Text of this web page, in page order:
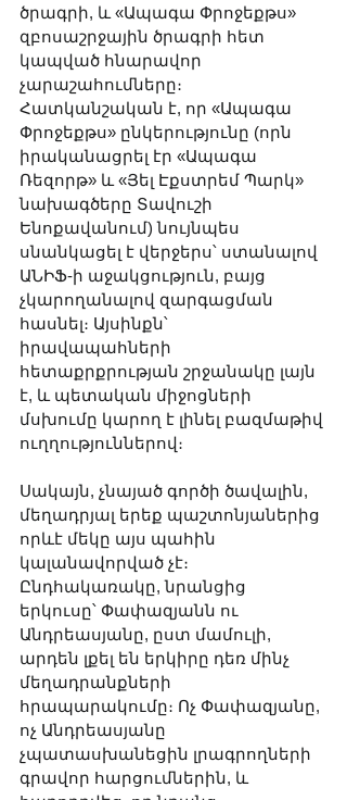
ծրագրի, և «Ապագա Փրոջեքթս»
զբոսաշրջային ծրագրի հետ
կապված հնարավոր
չարաշահումները։
Հատկանշական է, որ «Ապագա
Փրոջեքթս» ընկերությունը (որն
իրականացրել էր «Ապագա
Ռեզորթ» և «Յել Էքստրեմ Պարկ»
նախագծերը Տավուշի
Ենոքավանում) նույնպես
սնանկացել է վերջերս՝ ստանալով
ԱՆԻՖ-ի աջակցություն, բայց
չկարողանալով զարգացման
հասնել։ Այսինքն՝
իրավապահների
հետաքրքրության շրջանակը լայն
է, և պետական միջոցների
մսխումը կարող է լինել բազմաթիվ
ուղղություններով։
Սակայն, չնայած գործի ծավալին,
մեղադրյալ երեք պաշտոնյաներից
որևէ մեկը այս պահին
կալանավորված չէ։
Ընդհակառակը, նրանցից
երկուսը՝ Փափազյանն ու
Անդրեասյանը, ըստ մամուլի,
արդեն լքել են երկիրը դեռ մինչ
մեղադրանքների
հրապարակումը։ Ոչ Փափազյանը,
ոչ Անդրեասյանը
չպատասխանեցին լրագրողների
գրավոր հարցումներին, և